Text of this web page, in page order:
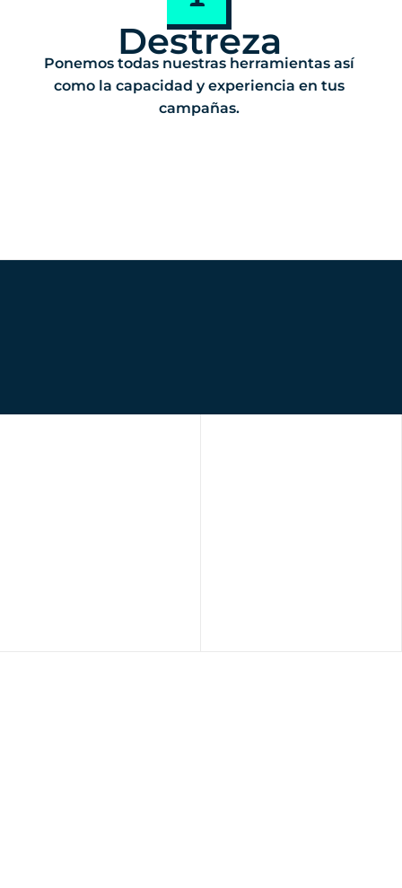
Destreza
Ponemos todas nuestras herramientas así
como la capacidad y experiencia en tus
campañas.